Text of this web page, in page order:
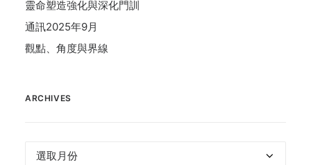
靈命塑造強化與深化門訓
通訊2025年9月
觀點、角度與界線
ARCHIVES
Archives